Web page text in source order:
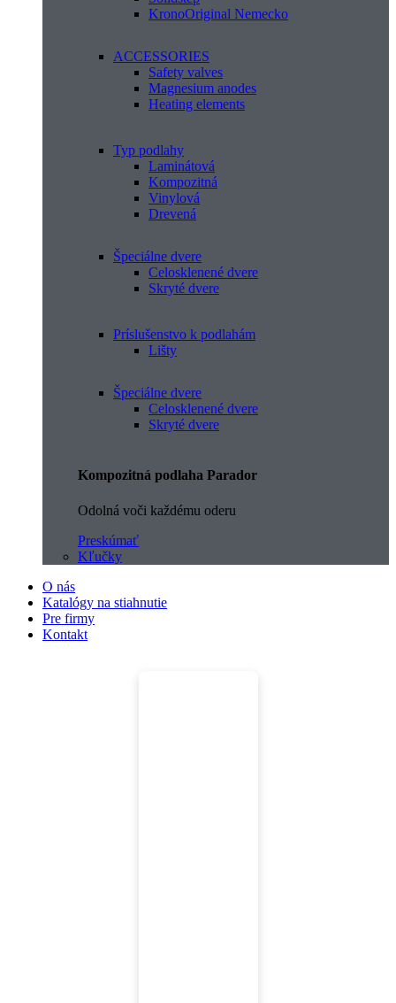
KronoOriginal Nemecko
ACCESSORIES
Safety valves
Magnesium anodes
Heating elements
Typ podlahy
Laminátová
Kompozitná
Vinylová
Drevená
Špeciálne dvere
Celosklenené dvere
Skryté dvere
Príslušenstvo k podlahám
Lišty
Špeciálne dvere
Celosklenené dvere
Skryté dvere
Kompozitná podlaha Parador
Odolná voči každému oderu
Preskúmať
Kľučky
O nás
Katalógy na stiahnutie
Pre firmy
Kontakt